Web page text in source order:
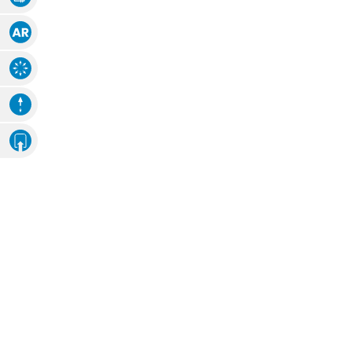
Augmented Reality
Explosions-Zeichnung
Animation
Eigenes Ambiente